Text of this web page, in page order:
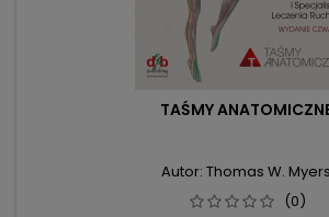
TAŚMY
Autor: Thomas W. Myers
(0)